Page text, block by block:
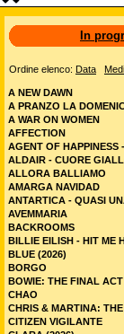
In
Ordine elenco: Data
A NEW DAWN
A PRANZO LA
A WAR ON WOMEN
AFFECTION
AGENT OF HAPPINESS
ALDAIR - CUORE
ALLORA BALLIAMO
AMARGA NAVIDAD
ANTARTICA - QUASI
AVEMMARIA
BACKROOMS
BILLIE EILISH - HIT ME
BLUE (2026)
BORGO
BOWIE: THE FINAL ACT
CHAO
CHRIS & MARTINA:
CITIZEN VIGILANTE